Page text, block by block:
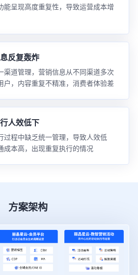
能呈现高度重复性，导致运营成本增
反复轰炸
渠道管理，营销信息从不同渠道多次
户，内容重复不精准，消费者体验差
人效低下
过程中缺乏统一管理，导致人效低
成本高，出现重复执行的情况
方案架构